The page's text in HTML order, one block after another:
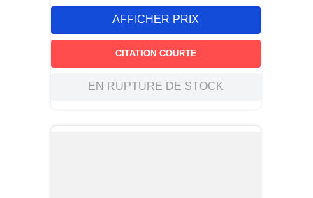
AFFICHER PRIX
CITATION COURTE
EN RUPTURE DE STOCK